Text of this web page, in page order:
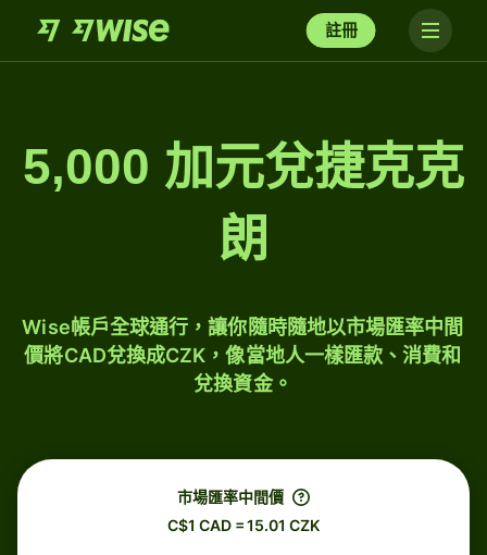
註冊
5,000 加元兌捷克克
朗
Wise帳戶全球通行，讓你隨時隨地以市場匯率中間
價將CAD兌換成CZK，像當地人一樣匯款、消費和
兌換資金。
市場匯率中間價
C$1 CAD = 15.01 CZK